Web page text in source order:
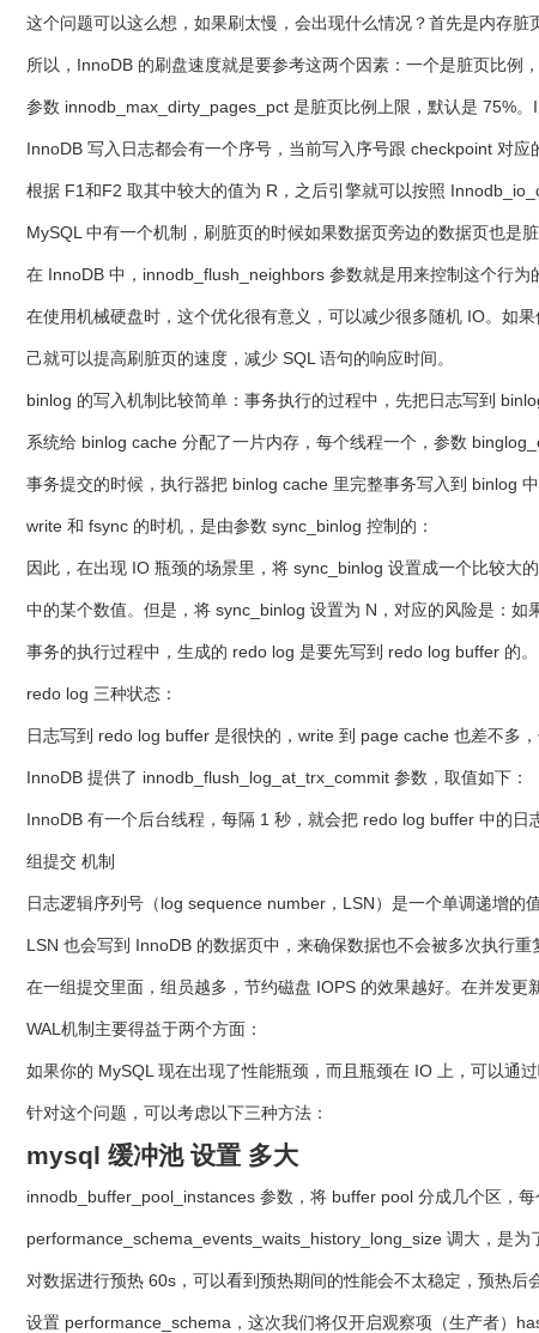
这个问题可以这么想，如果刷太慢，会出现什么情况？首先是内存脏
所以，InnoDB 的刷盘速度就是要参考这两个因素：一个是脏页比例
参数 innodb_max_dirty_pages_pct 是脏页比例上限，默认是 75%。
InnoDB 写入日志都会有一个序号，当前写入序号跟 checkpoint 对
根据 F1和F2 取其中较大的值为 R，之后引擎就可以按照
MySQL 中有一个机制，刷脏页的时候如果数据页旁边的数据页也是
在 InnoDB 中，innodb_flush_neighbors 参数就是用来控制这个行为
在使用机械硬盘时，这个优化很有意义，可以减少很多随机 IO。如
己就可以提高刷脏页的速度，减少 SQL 语句的响应时间。
binlog 的写入机制比较简单：事务执行的过程中，先把日志写到
系统给 binlog cache 分配了一片内存，每个线程一个，参数
事务提交的时候，执行器把 binlog cache 里完整事务写入到 binlog
write 和 fsync 的时机，是由参数 sync_binlog 控制的：
因此，在出现 IO 瓶颈的场景里，将 sync_binlog 设置成一个比较大
中的某个数值。但是，将 sync_binlog 设置为 N，对应的风险是：如
事务的执行过程中，生成的 redo log 是要先写到 redo log buffer 的。
redo log 三种状态：
日志写到 redo log buffer 是很快的，write 到 page cache 也差不多
InnoDB 提供了 innodb_flush_log_at_trx_commit 参数，取值如下：
InnoDB 有一个后台线程，每隔 1 秒，就会把 redo log buffer 中的
组提交 机制
日志逻辑序列号（log sequence number，LSN）是一个单调递增的
LSN 也会写到 InnoDB 的数据页中，来确保数据也不会被多次执行重
在一组提交里面，组员越多，节约磁盘 IOPS 的效果越好。在并发
WAL机制主要得益于两个方面：
如果你的 MySQL 现在出现了性能瓶颈，而且瓶颈在 IO 上，可以通
针对这个问题，可以考虑以下三种方法：
mysql 缓冲池 设置 多大
innodb_buffer_pool_instances 参数，将 buffer pool 分成几个区，
performance_schema_events_waits_history_long_size 调大，是为
对数据进行预热 60s，可以看到预热期间的性能会不太稳定，预热后
设置 performance_schema，这次我们将仅开启观察项（生产者）